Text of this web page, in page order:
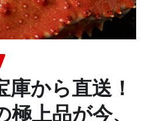
から直送！
上品が今、